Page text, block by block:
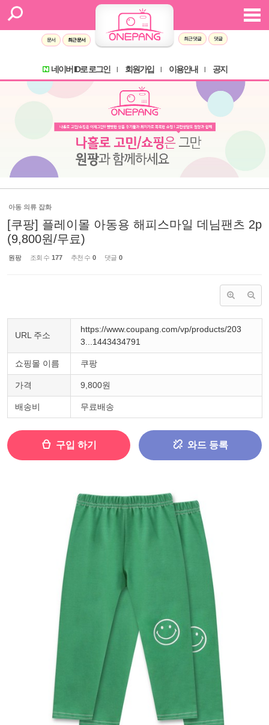
문서 최근 문서 최근 댓글 댓글
네이버 ID로 로그인 회원가입 이용안내 공지
아동 의류 잡화
[쿠팡] 플레이몰 아동용 해피스마일 데님팬츠 2p
(9,800원/무료)
원팡 조회 수 177 추천 수 0 댓글 0
URL 주소
https://www.coupang.com/vp/products/203
3...1443434791
쇼핑몰 이름 쿠팡
가격 9,800원
배송비 무료배송
구입 하기 와드 등록